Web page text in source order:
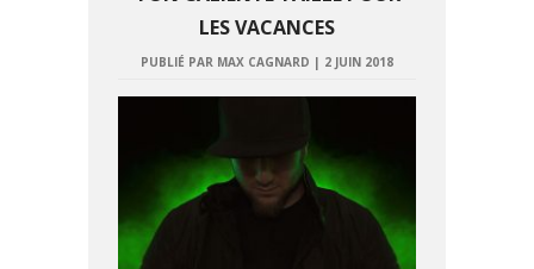
LES VACANCES
PUBLIÉ PAR MAX CAGNARD | 2 JUIN 2018